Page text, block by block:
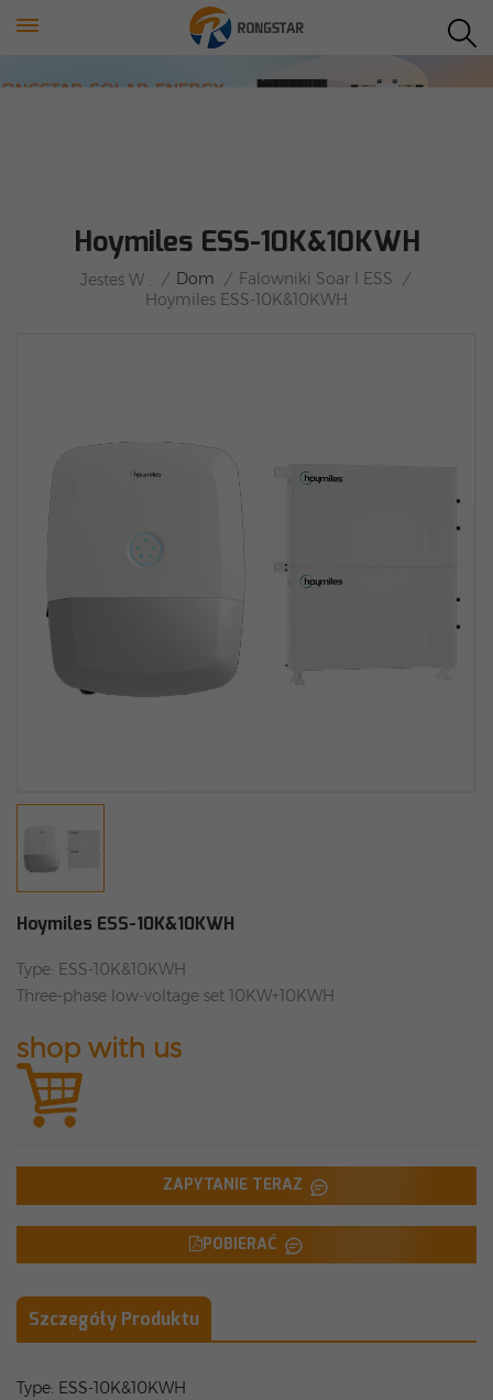
Hoymiles ESS-10K&10KWH
Jesteś W : / Dom / Falowniki Soar I ESS
/
Hoymiles ESS-10K&10KWH
Hoymiles ESS-10K&10KWH
Type: ESS-10K&10KWH
Three-phase low-voltage set 10KW+10KWH
shop with us
ZAPYTANIE TERAZ
POBIERAĆ
Szczegóły Produktu
Type: ESS-10K&10KWH